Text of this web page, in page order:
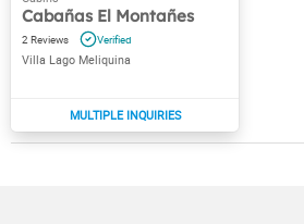
Cabañas El Montañes
2
Villa Lago Meliquina